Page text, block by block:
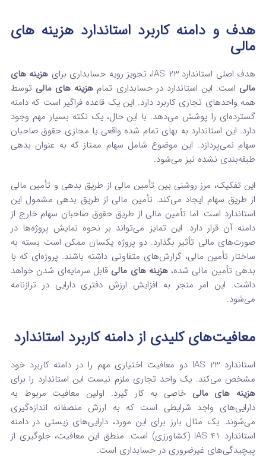
هدف و دامنه کاربرد استاندارد هزینه‌ های
مالی
هدف اصلی استاندارد IAS 23، تجویز رویه حسابداری برای
هزینه‌ های
مالی است. این استاندارد در حسابداری تمام هزینه‌ های مالی توسط
همه واحدهای تجاری کاربرد دارد. این یک قاعده فراگیر است که دامنه
گسترده‌ای را پوشش می‌دهد. با این حال، یک نکته بسیار مهم وجود
دارد. این استاندارد به بهای تمام شده واقعی یا مجازی حقوق صاحبان
سهام نمی‌پردازد. این موضوع شامل سهام ممتاز که به عنوان بدهی
طبقه‌بندی نشده نیز می‌شود.
این تفکیک، مرز روشنی بین تأمین مالی از طریق بدهی و تأمین مالی
از طریق سهام ایجاد می‌کند. تأمین مالی از طریق بدهی مشمول این
استاندارد است. اما تأمین مالی از طریق حقوق صاحبان سهام خارج از
دامنه آن قرار دارد. این تمایز می‌تواند بر نحوه نمایش پروژه‌ها در
صورت‌های مالی تأثیر بگذارد. دو پروژه یکسان ممکن است بسته به
ساختار تأمین مالی، گزارش‌های متفاوتی داشته باشند. پروژه‌ای که با
بدهی تأمین مالی شده،هزینه‌ های مالی قابل سرمایه‌ای شدن خواهد
داشت. این امر منجر به افزایش ارزش دفتری دارایی در ترازنامه
می‌شود.
معافیت‌های کلیدی از دامنه کاربرد استاندارد
استاندارد IAS 23 دو معافیت اختیاری مهم را در دامنه کاربرد خود
مشخص می‌کند. یک واحد تجاری ملزم نیست این استاندارد را برای
هزینه‌ های مالی خاصی به کار گیرد. اولین معافیت مربوط به
دارایی‌های واجد شرایطی است که به ارزش منصفانه اندازه‌گیری
می‌شوند. یک مثال بارز برای این مورد، دارایی‌های زیستی در دامنه
استاندارد IAS 41 (کشاورزی) است. منطق این معافیت، جلوگیری از
پیچیدگی‌های غیرضروری در حسابداری است.